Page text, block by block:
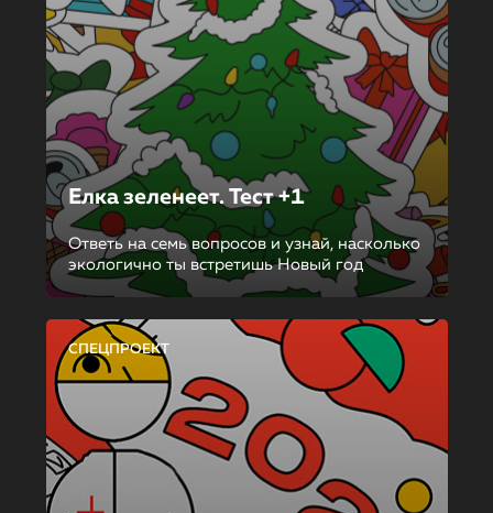
Елка зеленеет. Тест +1
Ответь на семь вопросов и узнай, насколько
экологично ты встретишь Новый год
СПЕЦПРОЕКТ